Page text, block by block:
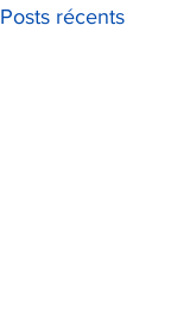
Posts récents